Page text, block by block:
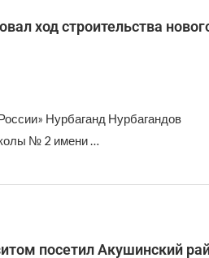
ход строительства
Нурбаганд Нурбагандов
№ 2 имени …
посетил Акушинский